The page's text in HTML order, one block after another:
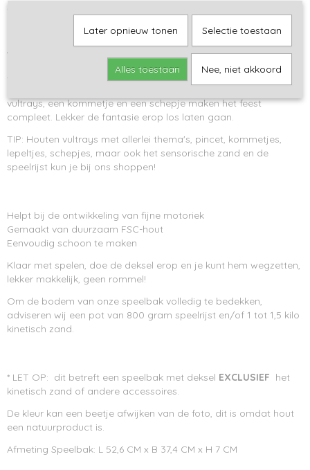
Omschrijving
Deze houten speelbak is een topper voor de herfst en winter. Als
je hem met kinetisch zand of speelrijst vult, spelen de kinderen
erop los. Na een dag vol prikkels is het heerlijk spelen met dit
sensorische speelmateriaal. Het geeft een rustgevend gevoel als
het door de handjes gaat. Een kinder deegroller, stempels,
vultrays, een kommetje en een schepje maken het feest
compleet. Lekker de fantasie erop los laten gaan.
TIP: Houten vultrays met allerlei thema's, pincet, kommetjes,
lepeltjes, schepjes, maar ook het sensorische zand en de
speelrijst kun je bij ons shoppen!
Helpt bij de ontwikkeling van fijne motoriek
Gemaakt van duurzaam FSC-hout
Eenvoudig schoon te maken
Klaar met spelen, doe de deksel erop en je kunt hem wegzetten,
lekker makkelijk, geen rommel!
Om de bodem van onze speelbak volledig te bedekken,
adviseren wij een pot van 800 gram speelrijst en/of 1 tot 1,5 kilo
kinetisch zand.
* LET OP: dit betreft een speelbak met deksel EXCLUSIEF het
kinetisch zand of andere accessoires.
De kleur kan een beetje afwijken van de foto, dit is omdat hout
een natuurproduct is.
Afmeting Speelbak: L 52,6 CM x B 37,4 CM x H 7 CM
Later opnieuw tonen Selectie toestaan
Alles toestaan Nee, niet akkoord